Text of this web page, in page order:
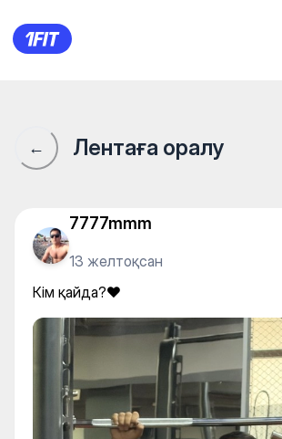
Кім қайда?❤️
← Лентаға оралу
7777mmm
13 желтоқсан
Кім қайда?❤️